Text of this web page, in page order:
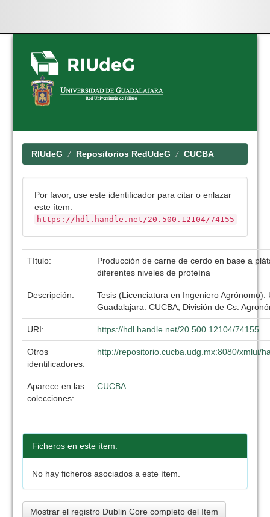
Skip
navigation
RIUdeG Repositorios RedUdeG CUCBA
Por favor, use este identificador para citar o enlazar
este ítem:
https://hdl.handle.net/20.500.12104/74155
Título:
Producción de carne de cerdo en base a
diferentes niveles de proteína
Descripción:
Tesis (Licenciatura en Ingeniero Agrónomo).
Guadalajara. CUCBA, División de Cs.
URI: https://hdl.handle.net/20.500.12104/74155
Otros
identificadores:
http://repositorio.cucba.udg.mx:8080/xmlui/
Aparece en las
colecciones:
CUCBA
Ficheros en este ítem:
No hay ficheros asociados a este ítem.
Mostrar el registro Dublin Core completo del ítem